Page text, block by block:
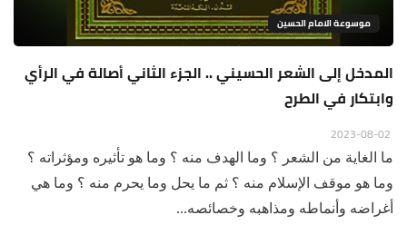
موسوعة الامام الحسين
المدخل إلى الشعر الحسيني .. الجزء الثاني أصالة في الرأي
وابتكار في الطرح
ما الغاية من الشعر ؟ وما الهدف منه ؟ وما هو تأثيره ومؤثراته ؟
وما هو موقف الإسلام منه ؟ ثم ما يحل وما يحرم منه ؟ وما هي
أغراضه وأنماطه ومذاهبه وخصائصه...